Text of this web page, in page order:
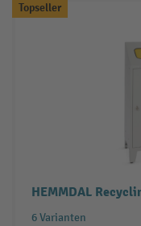
Topseller
HEMMDAL
6 Varianten